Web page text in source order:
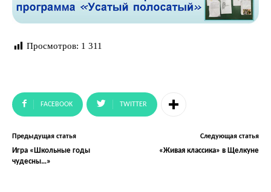
Просмотров: 1 311
FACEBOOK TWITTER
Предыдущая статья
Игра «Школьные годы
чудесны…»
Следующая статья
«Живая классика» в Щелкуне